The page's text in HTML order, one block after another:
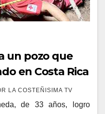
un pozo que
en Costa Rica
LA COSTEÑISIMA TV
de 33 años, logro